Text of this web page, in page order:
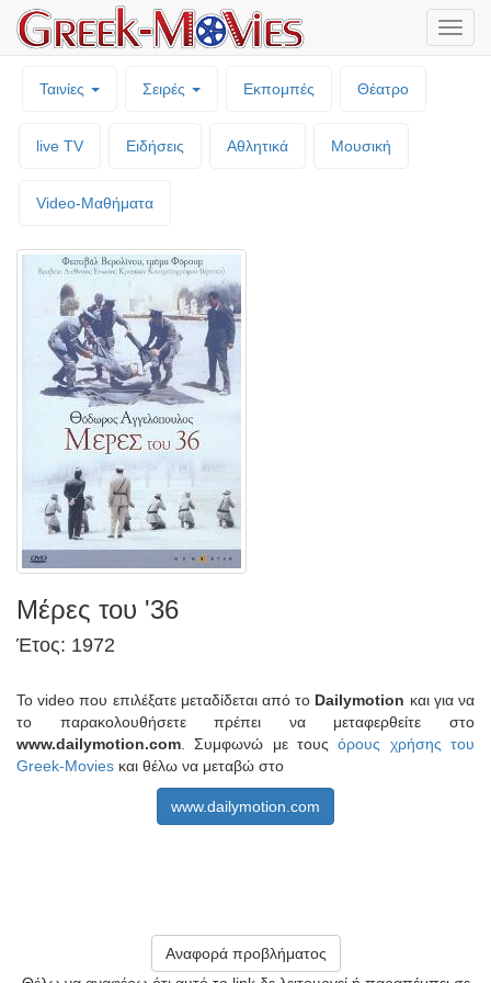
Ταινίες Σειρές Εκπομπές Θέατρο
live TV Ειδήσεις Αθλητικά Μουσική
Video-Mαθήματα
Μέρες του '36
Έτος: 1972
Το video που επιλέξατε μεταδίδεται από το Dailymotion και για να
το παρακολουθήσετε πρέπει να μεταφερθείτε στο
www.dailymotion.com . Συμφωνώ με τουςόρους χρήσης του
Greek-Movies και θέλω να μεταβώ στο
www.dailymotion.com
Αναφορά προβλήματος